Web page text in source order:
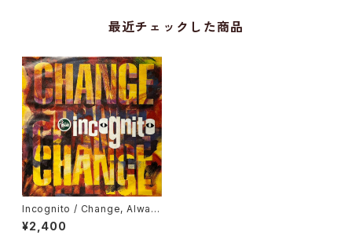
最近チェックした商品
Incognito / Change, Alway
s There
¥2,400